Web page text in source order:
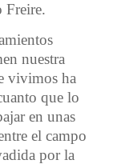
Freire.
nuestra
vivimos ha
que lo
en unas
el campo
por la